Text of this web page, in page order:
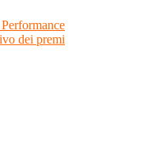
dei premi